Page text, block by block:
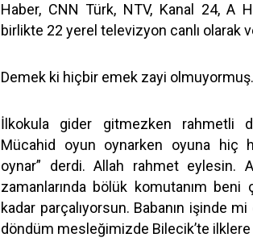
Haber, CNN Türk, NTV, Kanal 24, A
birlikte 22 yerel televizyon canlı olarak
Demek ki hiçbir emek zayi olmuyormuş.
İlkokula gider gitmezken rahmetli
Mücahid oyun oynarken oyuna hiç
oynar” derdi. Allah rahmet eylesin.
zamanlarında bölük komutanım beni
kadar parçalıyorsun. Babanın işinde
döndüm mesleğimizde Bilecik’te ilklere